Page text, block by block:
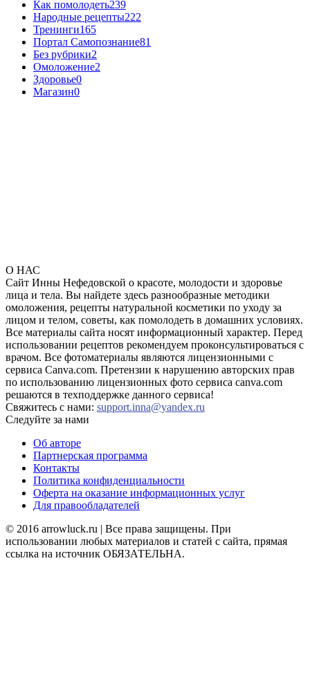
Как помолодеть239
Народные рецепты222
Тренинги165
Портал Самопознание81
Без рубрики2
Омоложение2
Здоровье0
Магазин0
О НАС
Сайт Инны Нефедовской о красоте, молодости и здоровье
лица и тела. Вы найдете здесь разнообразные методики
омоложения, рецепты натуральной косметики по уходу за
лицом и телом, советы, как помолодеть в домашних условиях.
Все материалы сайта носят информационный характер. Перед
использовании рецептов рекомендуем проконсультироваться с
врачом. Все фотоматериалы являются лицензионными с
сервиса Canva.com. Претензии к нарушению авторских прав
по использованию лицензионных фото сервиса canva.com
решаются в техподдержке данного сервиса!
Свяжитесь с нами: support.inna@yandex.ru
Следуйте за нами
Об авторе
Партнерская программа
Контакты
Политика конфиденциальности
Оферта на оказание информационных услуг
Для правообладателей
© 2016 arrowluck.ru | Все права защищены. При
использовании любых материалов и статей с сайта, прямая
ссылка на источник ОБЯЗАТЕЛЬНА.